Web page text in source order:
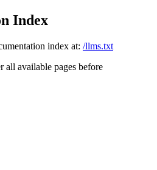
Index
index at: /llms.txt
all available pages before